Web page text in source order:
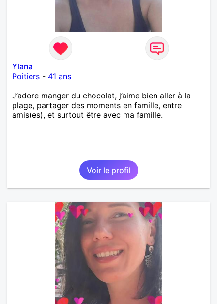
Ylana
Poitiers - 41 ans
J’adore manger du chocolat, j’aime bien aller à la
plage, partager des moments en famille, entre
amis(es), et surtout être avec ma famille.
Voir le profil